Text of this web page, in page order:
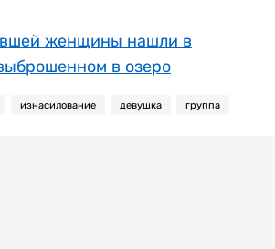
женщины нашли в
в озеро
изнасилование девушка группа